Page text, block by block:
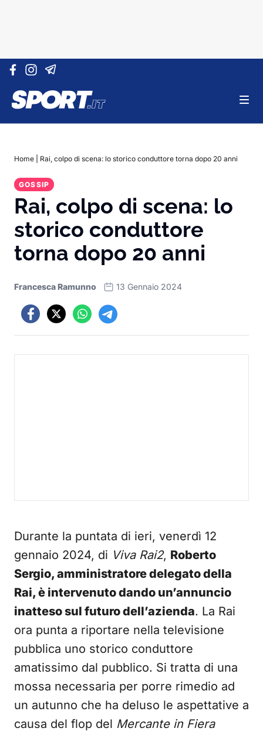
Vai al contenuto
Home Rai, colpo di scena: lo storico conduttore torna dopo 20 anni
GOSSIP
Rai, colpo di scena: lo
storico conduttore
torna dopo 20 anni
Francesca Ramunno 13 Gennaio 2024
Durante la puntata di ieri, venerdì 12
gennaio 2024, di Viva Rai2, Roberto
Sergio, amministratore delegato della
Rai, è intervenuto dando un’annuncio
inatteso sul futuro dell’azienda. La Rai
ora punta a riportare nella televisione
pubblica uno storico conduttore
amatissimo dal pubblico. Si tratta di una
mossa necessaria per porre rimedio ad
un autunno che ha deluso le aspettative a
causa del flop del Mercante in Fiera